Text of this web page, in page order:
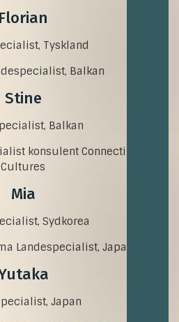
Florian
Tyskland
Stine
Balkan
Mia
Sydkorea
Japan